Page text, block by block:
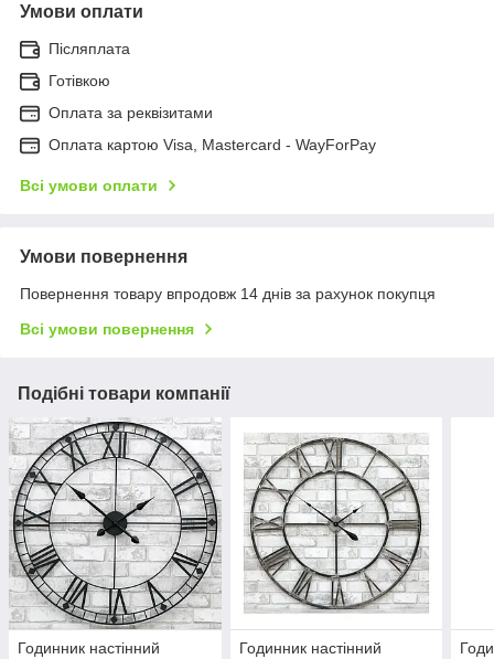
Умови оплати
Післяплата
Готівкою
Оплата за реквізитами
Оплата картою Visa, Mastercard - WayForPay
Всі умови оплати
Умови повернення
Повернення товару впродовж 14 днів за рахунок покупця
Всі умови повернення
Подібні товари компанії
Годинник настінний
Годинник настінний